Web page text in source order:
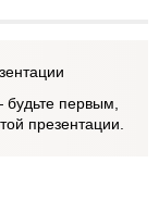
первым,
презентации.